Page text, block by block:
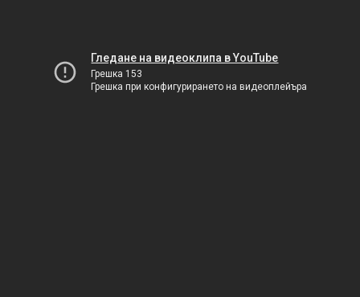
Гледане на видеоклипа в YouTube
Грешка 153
Грешка при конфигурирането на видеоплейъра